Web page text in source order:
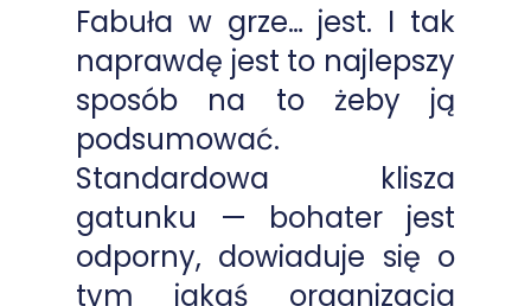
Fabuła w grze… jest. I tak
naprawdę jest to najlepszy
sposób na to żeby ją
podsumować.
Standardowa klisza
gatunku — bohater jest
odporny, dowiaduje się o
tym jakaś organizacja